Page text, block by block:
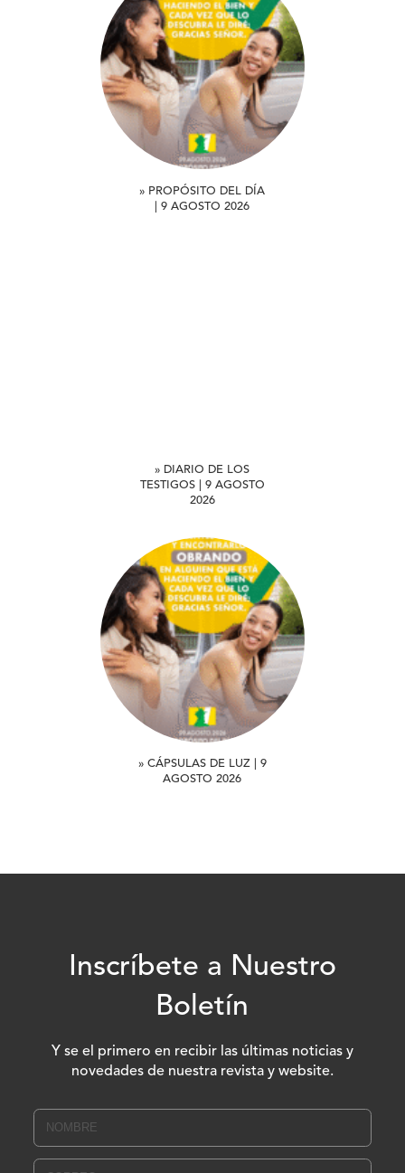
» PROPÓSITO DEL DÍA
| 9 AGOSTO 2026
» DIARIO DE LOS
TESTIGOS | 9 AGOSTO
2026
» CÁPSULAS DE LUZ | 9
AGOSTO 2026
Inscríbete a Nuestro
Boletín
Y se el primero en recibir las últimas noticias y
novedades de nuestra revista y website.